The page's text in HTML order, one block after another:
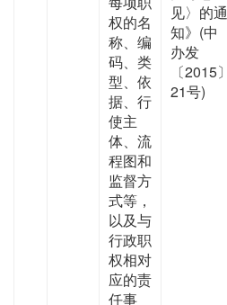
权的名
称、编
码、类
型、依
据、行
使主
体、流
程图和
监督方
式等，
以及与
行政职
权相对
应的责
任事
见〉的通
知》(中
办发
〔2015〕
21号)